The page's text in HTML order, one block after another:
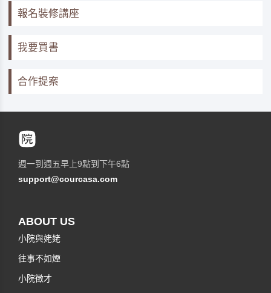
報名裝修講座
我要買書
合作提案
週一到週五早上9點到下午6點
support@courcasa.com
ABOUT US
小院與姥姥
往事不如煙
小院徵才